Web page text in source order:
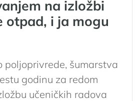
na izložbi
otpad, i ja mogu
poljoprivrede, šumarstva
godinu za redom
učeničkih radova